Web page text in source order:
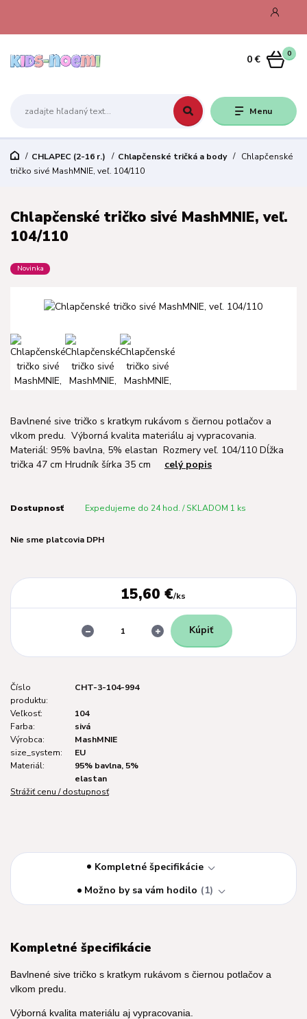
Menu
0
0 €
CHLAPEC (2-16 r.) Chlapčenské tričká a body
Chlapčenské
tričko sivé MashMNIE, veľ. 104/110
Chlapčenské tričko sivé MashMNIE, veľ.
104/110
Novinka
Bavlnené sive tričko s kratkym rukávom s čiernou potlačov a
vlkom predu. Výborná kvalita materiálu aj vypracovania.
Materiál: 95% bavlna, 5% elastan Rozmery veľ. 104/110 Dĺžka
trička 47 cm Hrudník šírka 35 cm celý popis
Dostupnosť Expedujeme do 24 hod. / SKLADOM 1 ks
Nie sme platcovia DPH
15,60 €/ks
Kúpiť
Číslo
produktu:
CHT-3-104-994
Veľkosť:
104
Farba:
sivá
Výrobca:
MashMNIE
size_system:
EU
Materiál:
95% bavlna, 5%
elastan
Strážiť cenu / dostupnosť
Kompletné špecifikácie
Možno by sa vám hodilo
1
Kompletné špecifikácie
Bavlnené sive tričko s kratkym rukávom s čiernou potlačov a
vlkom predu.
Výborná kvalita materiálu aj vypracovania.